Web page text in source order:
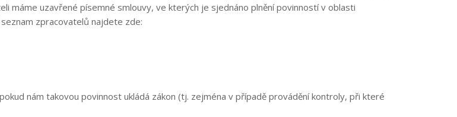
máme uzavřené písemné smlouvy, ve kterých je sjednáno plnění povinností v oblasti
zpracovatelů najdete zde:
nám takovou povinnost ukládá zákon (tj. zejména v případě provádění kontroly, při které